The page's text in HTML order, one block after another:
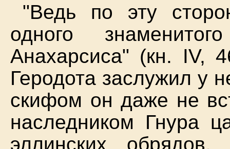
"Ведь по эту
одного
Анахарсиса" (кн. IV,
Геродота заслужил у
скифом он даже не
наследником Гнура
эллинских